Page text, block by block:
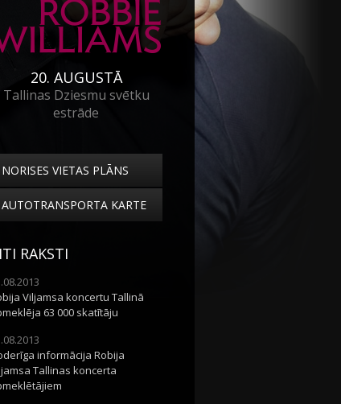
20. AUGUSTĀ
Tallinas Dziesmu svētku
estrāde
NORISES VIETAS PLĀNS
AUTOTRANSPORTA KARTE
RAKSTI
Viljamsa koncertu Tallinā
63 000 skatītāju
informācija Robija
Tallinas koncerta